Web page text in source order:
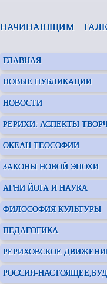
НАЧИНАЮЩИМ
ГЛАВНАЯ
НОВЫЕ ПУБЛИКАЦИИ
НОВОСТИ
РЕРИХИ: АСПЕКТЫ
ОКЕАН ТЕОСОФИИ
ЗАКОНЫ НОВОЙ ЭПОХИ
АГНИ ЙОГА И НАУКА
ФИЛОСОФИЯ КУЛЬТУРЫ
ПЕДАГОГИКА
РЕРИХОВСКОЕ
РОССИЯ-